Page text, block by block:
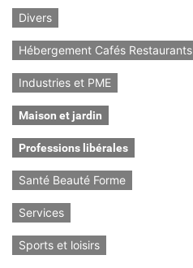
Divers
Hébergement Cafés Restaurants
Industries et PME
Maison et jardin
Professions libérales
Santé Beauté Forme
Services
Sports et loisirs